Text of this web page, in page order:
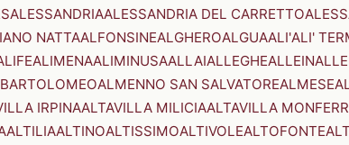
ALESSANDRIAALESSANDRIA DEL CARRETTO
NATTAALFONSINEALGHEROALGUAALI'ALI'
ALIMENAALIMINUSAALLAIALLEGHEALLEIN
ALMENNO SAN SALVATOREALMESE
IRPINAALTAVILLA MILICIAALTAVILLA
ALTILIAALTINOALTISSIMOALTIVOLEALTOFONTE